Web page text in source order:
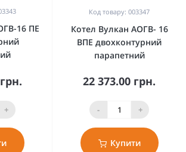
16 ПЕ
+
Код товару: 003347
Котел Вулкан АОГВ- 16
ВПЕ двохконтурний
парапетний
22 373.00 грн.
- +
Купити